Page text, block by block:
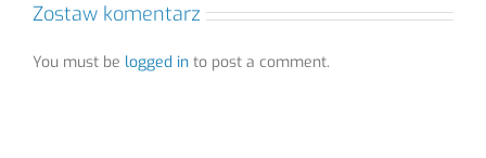
Zostaw komentarz
You must be logged in to post a comment.